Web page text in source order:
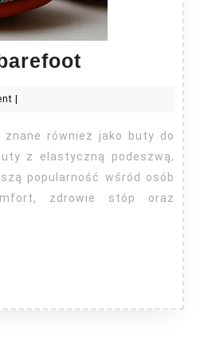
z elastyczną podeszwą,
popularność wśród osób
zdrowie stóp oraz